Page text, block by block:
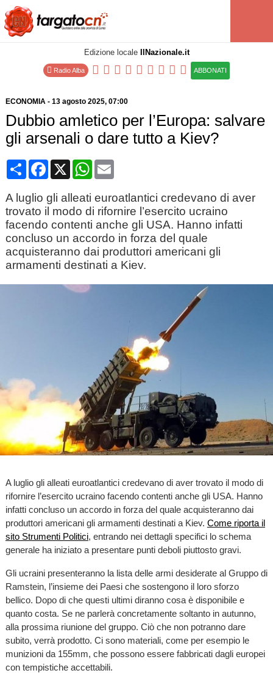
Edizione locale IlNazionale.it
Radio Alba ABBONATI
ECONOMIA- 13 agosto 2025, 07:00
Dubbio amletico per l’Europa: salvare
gli arsenali o dare tutto a Kiev?
CondividiFacebook
X WhatsApp
Email
A luglio gli alleati euroatlantici credevano di aver
trovato il modo di rifornire l’esercito ucraino
facendo contenti anche gli USA. Hanno infatti
concluso un accordo in forza del quale
acquisteranno dai produttori americani gli
armamenti destinati a Kiev.
A luglio gli alleati euroatlantici credevano di aver trovato il modo di
rifornire l’esercito ucraino facendo contenti anche gli USA. Hanno
infatti concluso un accordo in forza del quale acquisteranno dai
produttori americani gli armamenti destinati a Kiev. Come riporta il
sito Strumenti Politici, entrando nei dettagli specifici lo schema
generale ha iniziato a presentare punti deboli piuttosto gravi.
Gli ucraini presenteranno la lista delle armi desiderate al Gruppo di
Ramstein, l’insieme dei Paesi che sostengono il loro sforzo
bellico. Dopo di che questi ultimi diranno cosa è disponibile e
quanto costa. Se ne parlerà concretamente soltanto in autunno,
alla prossima riunione del gruppo. Ciò che non potranno dare
subito, verrà prodotto. Ci sono materiali, come per esempio le
munizioni da 155mm, che possono essere fabbricati dagli europei
con tempistiche accettabili.